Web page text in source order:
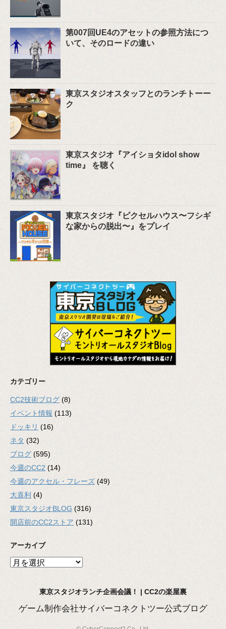
第007回UE4のアセットの参照方法につ
いて、そのロードの違い
東京スタジオスタッフとのランチトーー
ク
東京スタジオ『アイショタidol show
time』 を聴く
東京スタジオ『ピクセルハウス〜フシギ
な家からの脱出〜』をプレイ
カテゴリー
CC2技術ブログ (8)
イベント情報 (113)
ドッキリ (16)
ネタ (32)
ブログ (595)
今週のCC2 (14)
今週のアクセル・フレーズ (49)
大喜利 (4)
東京スタジオBLOG (316)
開店前のCC2ストア (131)
アーカイブ
ア
東京スタジオランチ企画会議！ | CC2の楽屋裏
ゲーム制作会社サイバーコネクトツー公式ブログ